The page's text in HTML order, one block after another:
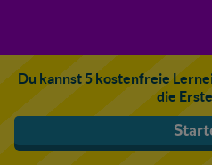
Du kannst 5 kostenfreie
die